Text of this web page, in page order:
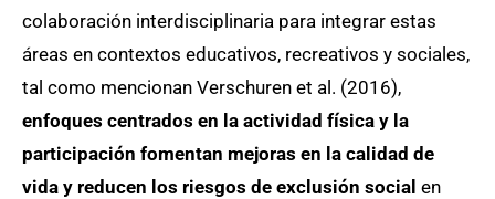
colaboración interdisciplinaria para integrar estas
áreas en contextos educativos, recreativos y sociales,
tal como mencionan Verschuren et al. (2016),
enfoques centrados en la actividad física y la
participación fomentan mejoras en la calidad de
vida y reducen los riesgos de exclusión social en